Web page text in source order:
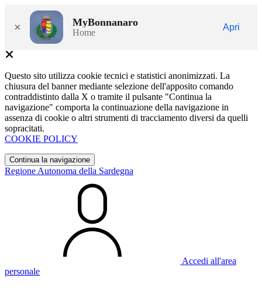
× MyBonnanaro
Home
Apri
Questo sito utilizza cookie tecnici e statistici anonimizzati. La
chiusura del banner mediante selezione dell'apposito comando
contraddistinto dalla X o tramite il pulsante "Continua la
navigazione" comporta la continuazione della navigazione in
assenza di cookie o altri strumenti di tracciamento diversi da quelli
sopracitati.
COOKIE POLICY
Continua la navigazione
Regione Autonoma della Sardegna
Accedi all'area
personale